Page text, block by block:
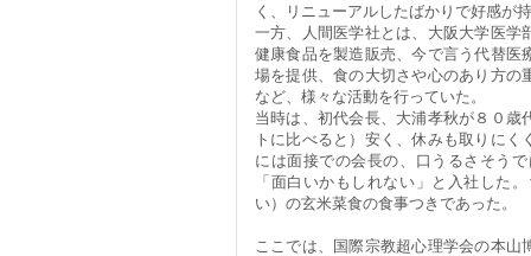
く、リニューアルしたばかりで好感が
一方、人間医学社とは、大阪大学医学
健康食品を製造販売、今で言う代替医
場を提供、食の大切さや心のあり方の
など、様々な活動を行っていた。
当時は、初代会長、大浦孝秋が８０
トに比べると）安く、休みも取りに
には面接での会長の、口うるさそう
「面白いかもしれない」と入社した
い）の玄米菜食の食事つきであった。
ここでは、国際宗教超心理学会の本